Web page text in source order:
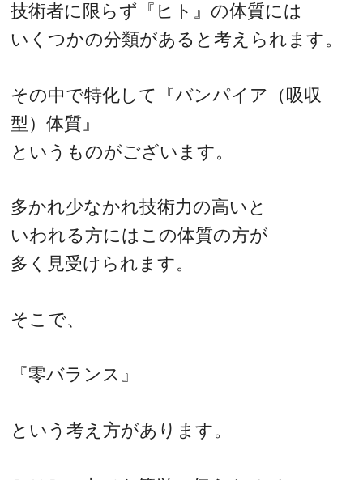
技術者に限らず『ヒト』の体質には
いくつかの分類があると考えられます。
その中で特化して『バンパイア（吸収
型）体質』
というものがございます。
多かれ少なかれ技術力の高いと
いわれる方にはこの体質の方が
多く見受けられます。
そこで、
『零バランス』
という考え方があります。